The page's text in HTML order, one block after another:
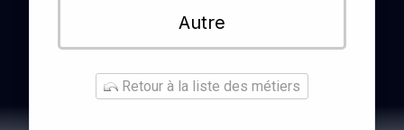
Autre
Retour à la liste des métiers